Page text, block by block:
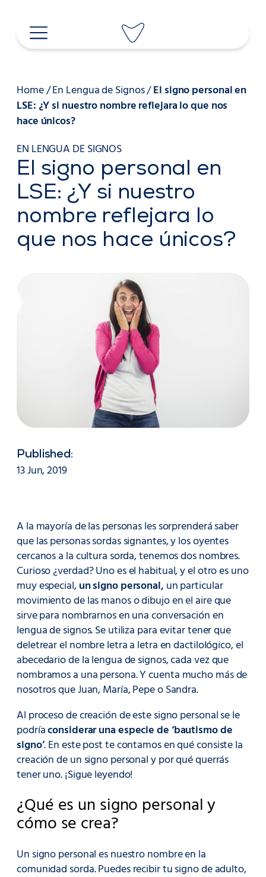
contenido
Home/En Lengua de Signos/El signo personal en
LSE: ¿Y si nuestro nombre reflejara lo que nos
hace únicos?
EN LENGUA DE SIGNOS
El signo personal en
LSE: ¿Y si nuestro
nombre reflejara lo
que nos hace únicos?
Published:
13 Jun, 2019
A la mayoría de las personas les sorprenderá saber
que las personas sordas signantes, y los oyentes
cercanos a la cultura sorda, tenemos dos nombres.
Curioso ¿verdad? Uno es el habitual, y el otro es uno
muy especial,un signo personal, un particular
movimiento de las manos o dibujo en el aire que
sirve para nombrarnos en una conversación en
lengua de signos. Se utiliza para evitar tener que
deletrear el nombre letra a letra en dactilológico, el
abecedario de la lengua de signos, cada vez que
nombramos a una persona. Y cuenta mucho más de
nosotros que Juan, María, Pepe o Sandra.
Al proceso de creación de este signo personal se le
podríaconsiderar una especie de ‘bautismo de
signo’. En este post te contamos en qué consiste la
creación de un signo personal y por qué querrás
tener uno. ¡Sigue leyendo!
¿Qué es un signo personal y
cómo se crea?
Un signo personal es nuestro nombre en la
comunidad sorda. Puedes recibir tu signo de adulto,